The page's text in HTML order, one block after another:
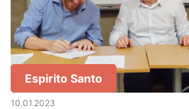
Espirito Santo
10.01.2023